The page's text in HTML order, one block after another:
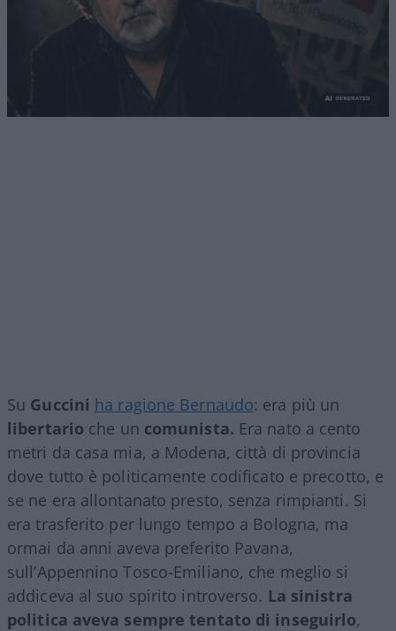
Su Guccini ha ragione Bernaudo: era più un
libertario che un comunista. Era nato a cento
metri da casa mia, a Modena, città di provincia
dove tutto è politicamente codificato e precotto, e
se ne era allontanato presto, senza rimpianti. Si
era trasferito per lungo tempo a Bologna, ma
ormai da anni aveva preferito Pavana,
sull’Appennino Tosco-Emiliano, che meglio si
addiceva al suo spirito introverso. La sinistra
politica aveva sempre tentato di inseguirlo,